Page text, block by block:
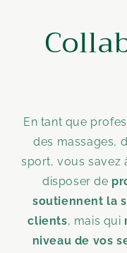
En tant que
des massages,
sport, vous savez
disposer de
soutiennent la
clients, mais qui
niveau de vos